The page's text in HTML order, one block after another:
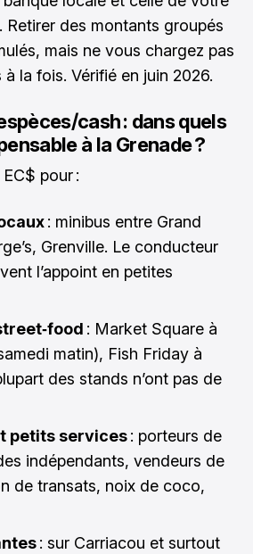
Retirer des montants groupés
mais ne vous chargez pas
à la fois. Vérifié en juin 2026.
cash : dans quels
à la Grenade ?
pour :
: minibus entre Grand
Grenville. Le conducteur
l’appoint en petites
: Market Square à
matin), Fish Friday à
des stands n’ont pas de
petits services: porteurs de
indépendants, vendeurs de
de transats, noix de coco,
: sur Carriacou et surtout